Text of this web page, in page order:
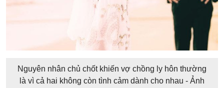
Nguyên nhân chủ chốt khiến vợ chồng ly hôn thường
là vì cả hai không còn tình cảm dành cho nhau - Ảnh